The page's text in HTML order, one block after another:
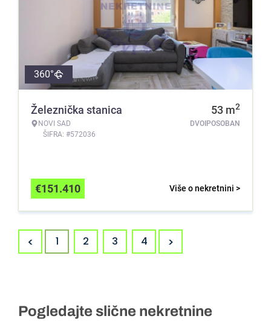
360°
Železnička stanica
NOVI SAD
ŠIFRA: #572036
53 m2
DVOIPOSOBAN
Više o nekretnini >
€151.410
< 1 2 3 4 >
Pogledajte slične nekretnine